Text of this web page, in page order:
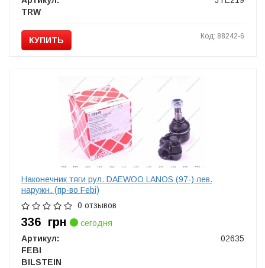
TRW
КУПИТЬ Код: 88242-6
Наконечник тяги рул. DAEWOO LANOS (97-) лев.
наружн. (пр-во Febi)
0 отзывов
336 грн
сегодня
Артикул:
02635
FEBI
BILSTEIN